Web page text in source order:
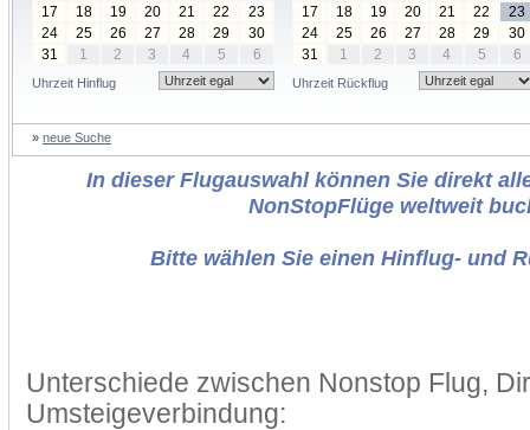
17
18 19 20 21 22
23
24
25 26 27 28 29
30
31
1 2 3 4 5 6
Uhrzeit Hinflug
17
18 19 20 21 22
23
24
25 26 27 28 29
30
31
1 2 3 4 5 6
Uhrzeit Rückflug
» neue Suche
In dieser Flugauswahl können Sie direkt
NonStopFlüge weltweit
Bitte wählen Sie einen Hinflug- und
Unterschiede zwischen Nonstop Flug,
Umsteigeverbindung: